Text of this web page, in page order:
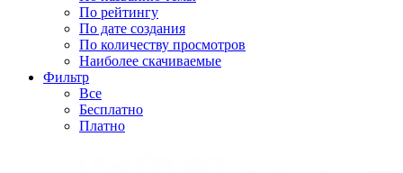
По рейтингу
По дате создания
По количеству просмотров
Наиболее скачиваемые
Фильтр
Все
Бесплатно
Платно